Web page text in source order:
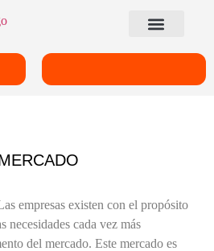
empresas existen con el propósito
necesidades cada vez más
del mercado. Este mercado es